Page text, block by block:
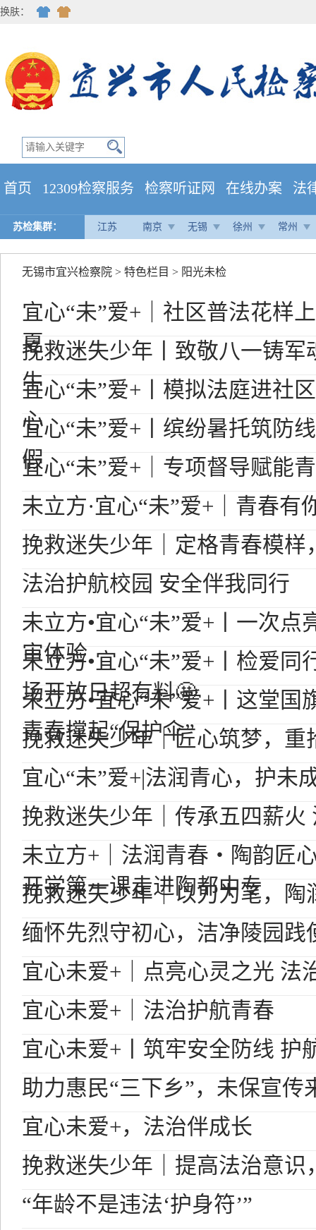
换肤：
首页 12309检察服务 检察听证网 在线办案 法
苏检集群： 江苏 南京 无锡 徐州 常州
无锡市宜兴检察院 > 特色栏目 > 阳光未检
宜心“未”爱+｜社区普法花样
夏
挽救迷失少年丨致敬八一铸军
生
宜心“未”爱+丨模拟法庭进社
心
宜心“未”爱+丨缤纷暑托筑防
假
宜心“未”爱+｜专项督导赋能
未立方·宜心“未”爱+｜青春有
挽救迷失少年｜定格青春模样
法治护航校园 安全伴我同行
未立方•宜心“未”爱+丨一次点
审体验
未立方•宜心“未”爱+丨检爱同
场开放日超有料🤩
未立方•宜心“未”爱+丨这堂国
青春撑起“保护伞”
挽救迷失少年｜匠心筑梦，重
宜心“未”爱+|法润青心，护未
挽救迷失少年｜传承五四薪火
未立方+｜法润青春・陶韵
开学第一课走进陶都中专
挽救迷失少年｜以刀为笔，陶
缅怀先烈守初心，洁净陵园践
宜心未爱+｜点亮心灵之光 法
宜心未爱+｜法治护航青春
宜心未爱+丨筑牢安全防线 护
助力惠民“三下乡”，未保宣传
宜心未爱+，法治伴成长
挽救迷失少年｜提高法治意识
“年龄不是违法‘护身符’”